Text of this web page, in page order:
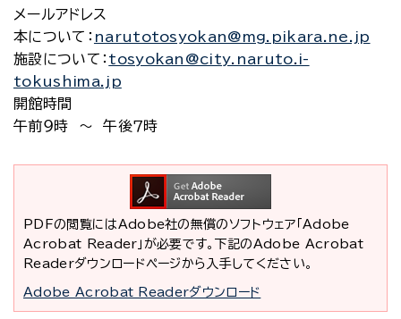
メールアドレス
本について ： narutotosyokan@mg.pikara.ne.jp
施設について ： tosyokan@city.naruto.i-
tokushima.jp
開館時間
午前９時 ～ 午後７時
PDFの閲覧にはAdobe社の無償のソフトウェア「Adobe
Acrobat Reader」が必要です。下記のAdobe Acrobat
Readerダウンロードページから入手してください。
Adobe Acrobat Readerダウンロード